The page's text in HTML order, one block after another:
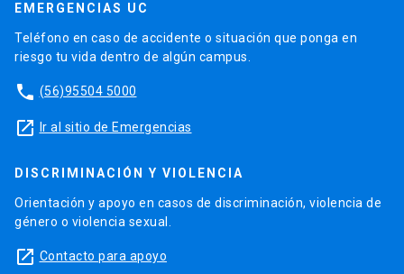
EMERGENCIAS UC
Teléfono en caso de accidente o situación que ponga en
riesgo tu vida dentro de algún campus.
phone (56)95504 5000
launch Ir al sitio de Emergencias
DISCRIMINACIÓN Y VIOLENCIA
Orientación y apoyo en casos de discriminación, violencia de
género o violencia sexual.
launch Contacto para apoyo